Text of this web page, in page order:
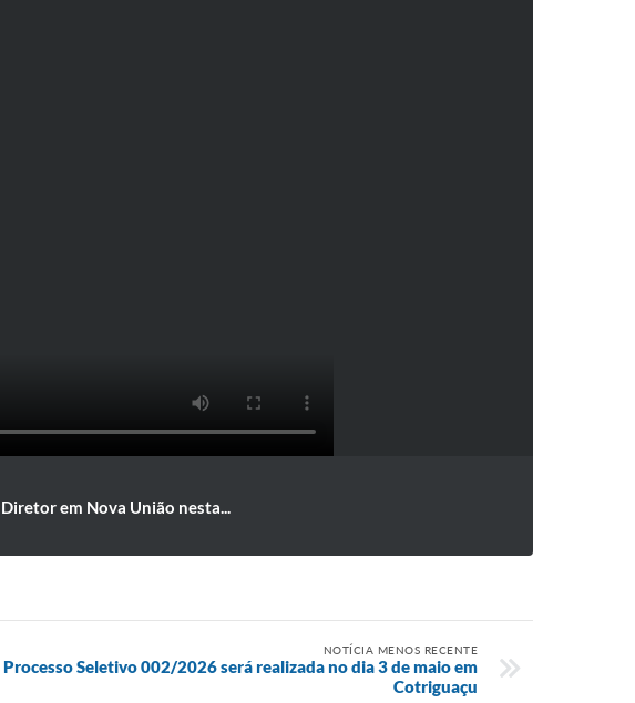
em Nova União nesta...
NOTÍCIA MENOS RECENTE
Seletivo 002/2026 será realizada no dia 3 de maio em
Cotriguaçu